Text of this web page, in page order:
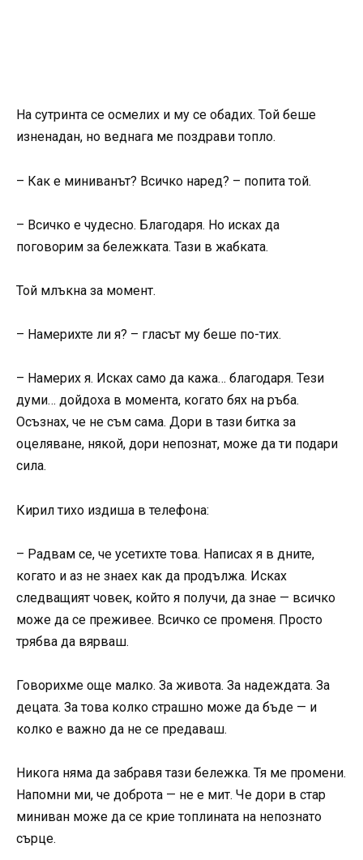
На сутринта се осмелих и му се обадих. Той беше
изненадан, но веднага ме поздрави топло.
– Как е миниванът? Всичко наред? – попита той.
– Всичко е чудесно. Благодаря. Но исках да
поговорим за бележката. Тази в жабката.
Той млъкна за момент.
– Намерихте ли я? – гласът му беше по-тих.
– Намерих я. Исках само да кажа… благодаря. Тези
думи… дойдоха в момента, когато бях на ръба.
Осъзнах, че не съм сама. Дори в тази битка за
оцеляване, някой, дори непознат, може да ти подари
сила.
Кирил тихо издиша в телефона:
– Радвам се, че усетихте това. Написах я в дните,
когато и аз не знаех как да продължа. Исках
следващият човек, който я получи, да знае — всичко
може да се преживее. Всичко се променя. Просто
трябва да вярваш.
Говорихме още малко. За живота. За надеждата. За
децата. За това колко страшно може да бъде — и
колко е важно да не се предаваш.
Никога няма да забравя тази бележка. Тя ме промени.
Напомни ми, че доброта — не е мит. Че дори в стар
миниван може да се крие топлината на непознато
сърце.